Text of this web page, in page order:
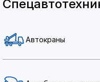
Автокраны